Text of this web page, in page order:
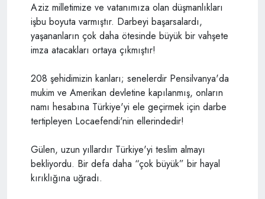
Aziz milletimize ve vatanımıza olan düşmanlıkları
işbu boyuta varmıştır. Darbeyi başarsalardı,
yaşananların çok daha ötesinde büyük bir vahşete
imza atacakları ortaya çıkmıştır!
208 şehidimizin kanları; senelerdir Pensilvanya'da
mukim ve Amerikan devletine kapılanmış, onların
namı hesabına Türkiye'yi ele geçirmek için darbe
tertipleyen Locaefendi'nin ellerindedir!
Gülen, uzun yıllardır Türkiye'yi teslim almayı
bekliyordu. Bir defa daha “çok büyük” bir hayal
kırıklığına uğradı.